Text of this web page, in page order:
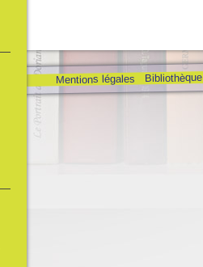
Mentions légales